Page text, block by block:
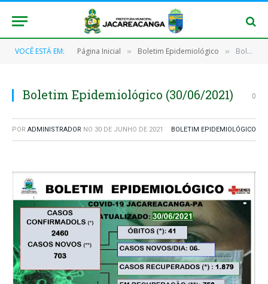
VOCÊ ESTÁ EM: Página Inicial » Boletim Epidemiológico » Boletim Epidemiológico (30/06/2021)
Boletim Epidemiológico (30/06/2021) 0
POR ADMINISTRADOR NO 30 DE JUNHO DE 2021 BOLETIM EPIDEMIOLÓGICO